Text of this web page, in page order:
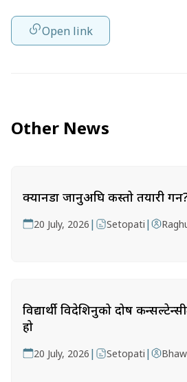
Open link
Other News
क्यानडा जानुअघि कस्तो तयारी
20 July, 2026 | Setopati |
विद्यार्थी विदेशिनुको दोष
हो
20 July, 2026 | Setopati |